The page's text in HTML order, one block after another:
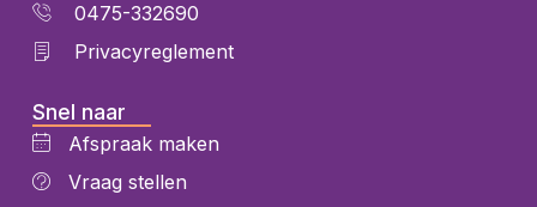
0475-332690
Privacyreglement
Snel naar
Afspraak maken
Vraag stellen